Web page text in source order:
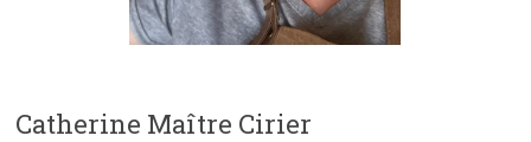
Catherine Maître Cirier